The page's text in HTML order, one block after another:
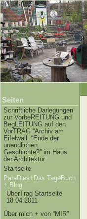
Seiten
Schriftliche Darlegungen
zur VorbeREITUNG und
BegLEITUNG auf den
VorTRAG “Archiv am
Eifelwall: “Ende der
unendlichen
Geschichte?” im Haus
der Architektur
Startseite
ParaDies+Das TageBuch
+ Blog
ÜberTrag Startseite
18.04.2011
Über mich + von “MIR”